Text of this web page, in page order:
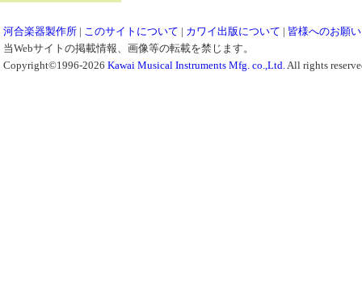
河合楽器製作所 | このサイトについて | カワイ出版について | 皆様へのお願い
当Webサイトの掲載情報、画像等の転載を禁じます。
Copyright©1996-2026 Kawai Musical Instruments Mfg. co.,Ltd.All rights